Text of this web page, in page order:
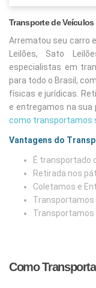
Transporte de
Arrematou seu carro
Leilões, Sato
especialistas em
para todo o Brasil,
físicas e jurídicas.
e entregamos na sua
como transportamos
Vantagens do
É transportado
Retirada nos
Coletamos e
Transportamos
Transportamos
Como